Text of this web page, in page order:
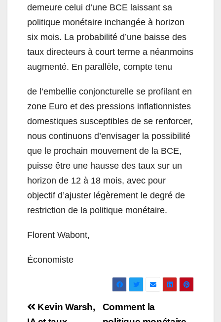
demeure celui d’une BCE laissant sa
politique monétaire inchangée à horizon
six mois. La probabilité d’une baisse des
taux directeurs à court terme a néanmoins
augmenté. En parallèle, compte tenu
de l’embellie conjoncturelle se profilant en
zone Euro et des pressions inflationnistes
domestiques susceptibles de se renforcer,
nous continuons d’envisager la possibilité
que le prochain mouvement de la BCE,
puisse être une hausse des taux sur un
horizon de 12 à 18 mois, avec pour
objectif d’ajuster légèrement le degré de
restriction de la politique monétaire.
Florent Wabont,
Économiste
NavigationComment la
Kevin Warsh,